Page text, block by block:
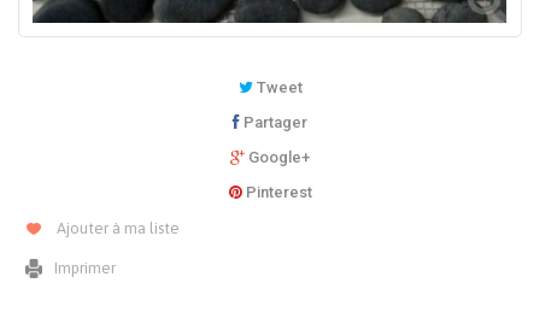
Tweet
Partager
Google+
Pinterest
Ajouter à ma liste
Imprimer